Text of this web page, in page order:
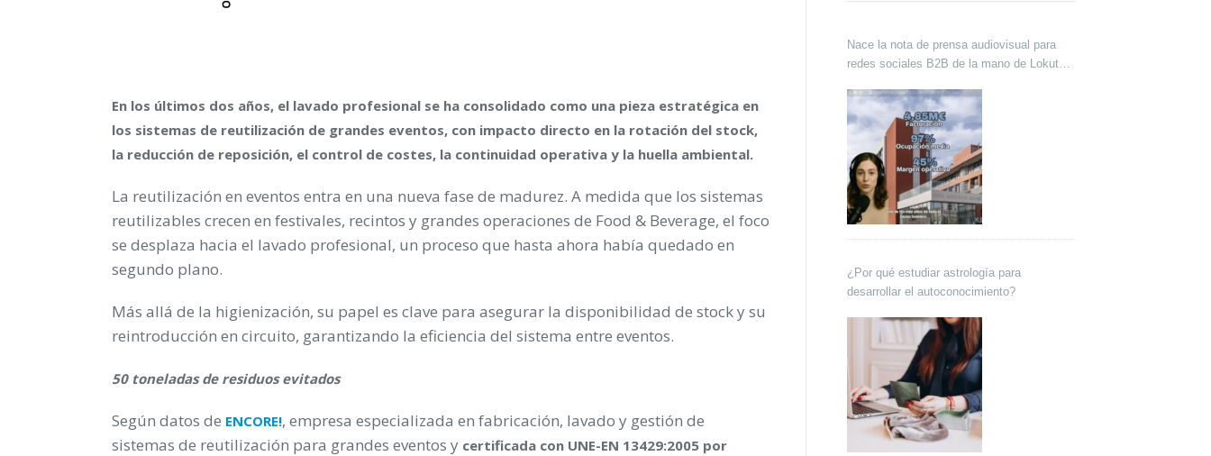
En los últimos dos años, el lavado profesional se ha consolidado como una pieza estratégica en
los sistemas de reutilización de grandes eventos, con impacto directo en la rotación del stock,
la reducción de reposición, el control de costes, la continuidad operativa y la huella ambiental.
La reutilización en eventos entra en una nueva fase de madurez. A medida que los sistemas
reutilizables crecen en festivales, recintos y grandes operaciones de Food & Beverage, el foco
se desplaza hacia el lavado profesional, un proceso que hasta ahora había quedado en
segundo plano.
Más allá de la higienización, su papel es clave para asegurar la disponibilidad de stock y su
reintroducción en circuito, garantizando la eficiencia del sistema entre eventos.
50 toneladas de residuos evitados
Según datos de ENCORE!, empresa especializada en fabricación, lavado y gestión de
sistemas de reutilización para grandes eventos y certificada con UNE-EN 13429:2005 por
Nace la nota de prensa audiovisual para
redes sociales B2B de la mano de Lokutor
¿Por qué estudiar astrología para
desarrollar el autoconocimiento?